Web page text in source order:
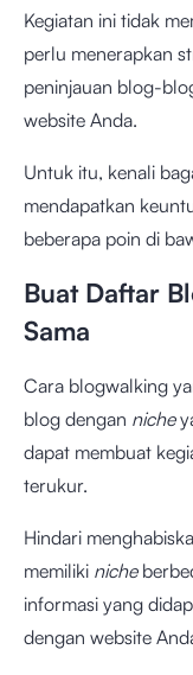
Kegiatan ini tidak
perlu menerapkan
peninjauan blog-
website Anda.
Untuk itu, kenali
mendapatkan
beberapa poin di
Buat Daftar
Sama
Cara blogwalking
blog dengan niche
dapat membuat
terukur.
Hindari
memiliki niche
informasi yang
dengan website